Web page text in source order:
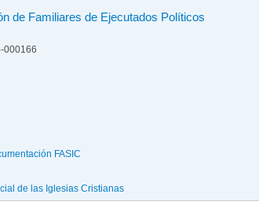
de Familiares de Ejecutados Políticos
000166
FASIC
de las Iglesias Cristianas